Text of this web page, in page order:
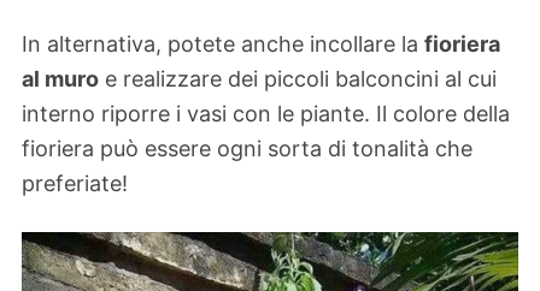
In alternativa, potete anche incollare la fioriera
al muro e realizzare dei piccoli balconcini al cui
interno riporre i vasi con le piante. Il colore della
fioriera può essere ogni sorta di tonalità che
preferiate!